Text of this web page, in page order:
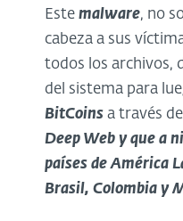
Este malware, no
cabeza a sus
todos los archivos,
del sistema para
BitCoins a través
Deep Web y que a
países de América
Brasil, Colombia y